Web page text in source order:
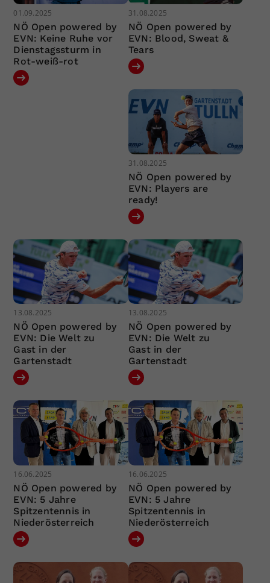
01.09.2025
NÖ Open powered by
EVN: Keine Ruhe vor
Dienstagssturm in
Rot-weiß-rot
31.08.2025
NÖ Open powered by
EVN: Blood, Sweat &
Tears
31.08.2025
NÖ Open powered by
EVN: Players are
ready!
13.08.2025
NÖ Open powered by
EVN: Die Welt zu
Gast in der
Gartenstadt
13.08.2025
NÖ Open powered by
EVN: Die Welt zu
Gast in der
Gartenstadt
16.06.2025
NÖ Open powered by
EVN: 5 Jahre
Spitzentennis in
Niederösterreich
16.06.2025
NÖ Open powered by
EVN: 5 Jahre
Spitzentennis in
Niederösterreich